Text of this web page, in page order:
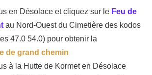
en Désolace et cliquez sur le Feu de
au Nord-Ouest du Cimetière des kodos
47.0 54.0) pour obtenir la
de grand chemin
à la Hutte de Kormet en Désolace